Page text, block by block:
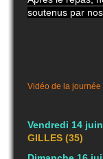
soutenus par
Vidéo de la journée
Vendredi 14
GILLES (35)